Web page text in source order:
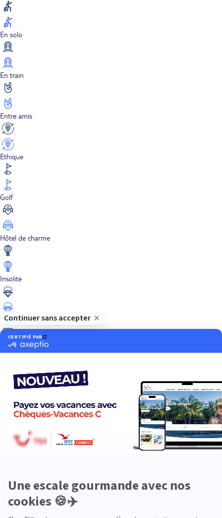
En solo
En train
Entre amis
Ethique
Golf
Hôtel de charme
Insolite
Luxe
Neige
Plongée
Premium